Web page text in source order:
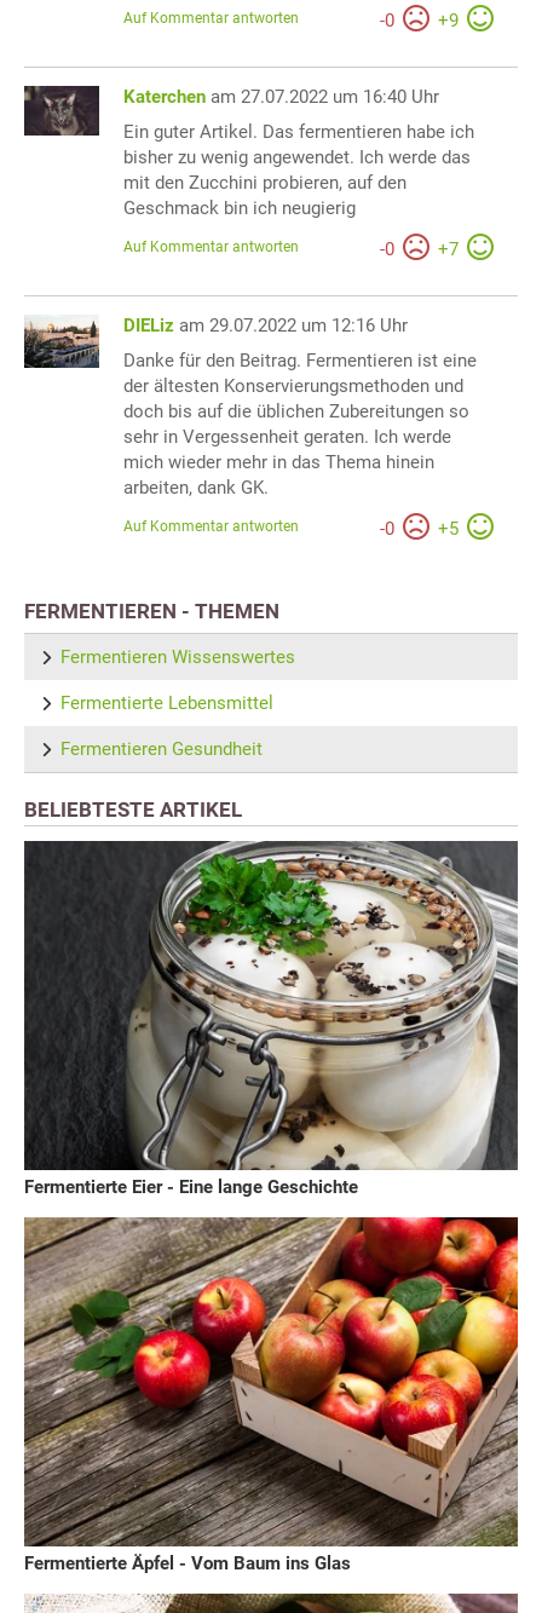
-0 +9
Auf Kommentar antworten
Katerchen am 27.07.2022 um 16:40 Uhr
Ein guter Artikel. Das fermentieren habe ich
bisher zu wenig angewendet. Ich werde das
mit den Zucchini probieren, auf den
Geschmack bin ich neugierig
-0 +7
Auf Kommentar antworten
DIELiz am 29.07.2022 um 12:16 Uhr
Danke für den Beitrag. Fermentieren ist eine
der ältesten Konservierungsmethoden und
doch bis auf die üblichen Zubereitungen so
sehr in Vergessenheit geraten. Ich werde
mich wieder mehr in das Thema hinein
arbeiten, dank GK.
-0 +5
Auf Kommentar antworten
FERMENTIEREN - THEMEN
Fermentieren Wissenswertes
Fermentierte Lebensmittel
Fermentieren Gesundheit
BELIEBTESTE ARTIKEL
Fermentierte Eier - Eine lange Geschichte
Fermentierte Äpfel - Vom Baum ins Glas